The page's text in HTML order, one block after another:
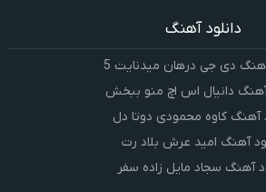
دانلود آهنگ
دی جی درهان میدنایت 5
آهنگ دانیال اس اچ منو ببخش
آهنگ کاوه محمودی دوتا دل
آهنگ امید عرش بلاد رت
آهنگ سجاد مایل زاده سفر